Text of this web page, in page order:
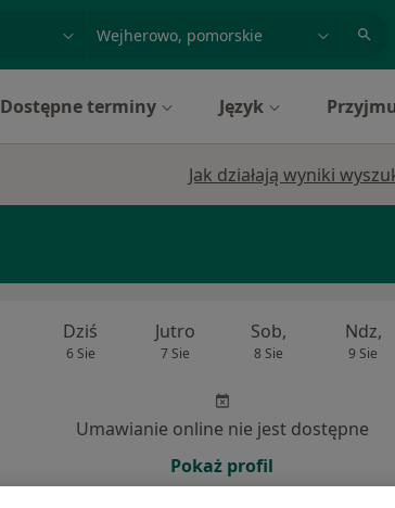
Dostępne terminy Język
Jak działają wyniki
Dziś
6 Sie
Jutro
7 Sie
Sob,
8 Sie
Ndz,
9 Sie
Umawianie online nie jest dostępne
Pokaż profil